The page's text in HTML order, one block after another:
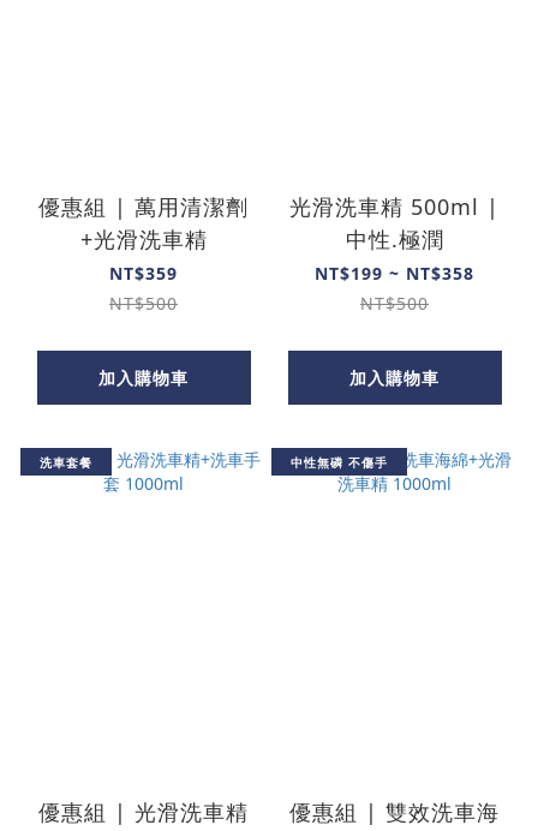
優惠組 | 萬用清潔劑
+光滑洗車精
NT$359
NT$500
加入購物車
光滑洗車精 500ml |
中性.極潤
NT$199 ~ NT$358
NT$500
加入購物車
洗車套餐
優惠組 | 光滑洗車精
中性無磷 不傷手
優惠組 | 雙效洗車海